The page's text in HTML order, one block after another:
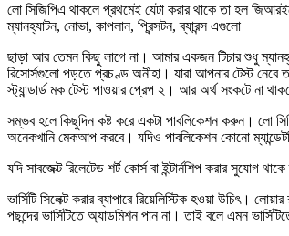
লো সিজিপিএ থাকলে প্রথমেই যেটা করার থাকে তা হল
ম্যানহ্যাটন, নোভা, কাপলান, প্রিন্সটন, ব্যারন্স এগুলো
ছাড়া আর তেমন কিছু লাগে না। আমার একজন টিচার শুধু
রিসোর্সগুলো পড়তে প্রচণ্ড অনীহা। যারা আপনার টেস্ট নেবে
স্ট্যান্ডার্ড মক টেস্ট পাওয়ার প্রেপ ২। আর অর্থ সংকটে না
সম্ভব হলে কিছুদিন কষ্ট করে একটা পাবলিকেশন করুন। লো
অনেকখানি মেকআপ করবে। যদিও পাবলিকেশন কোনো
যদি সাবজেক্ট রিলেটেড শর্ট কোর্স বা ইন্টার্নশিপ করার সুযোগ
ভার্সিটি সিলেক্ট করার ব্যাপারে রিয়েলিস্টিক হওয়া উচিৎ।
পছন্দের ভার্সিটিতে অ্যাডমিশন পান না। তাই বলে এমন